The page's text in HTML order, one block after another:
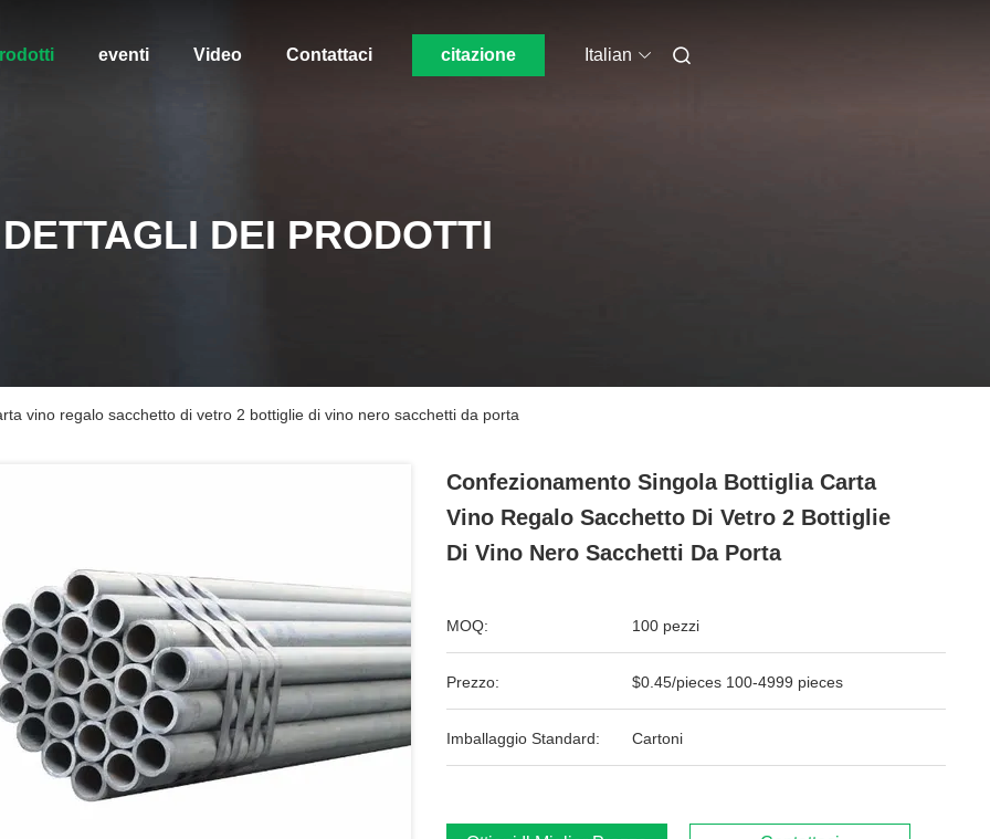
eventi Video Contattaci citazione Italian
DETTAGLI DEI PRODOTTI
vino regalo sacchetto di vetro 2 bottiglie di vino nero sacchetti da porta
Confezionamento Singola Bottiglia Carta
Vino Regalo Sacchetto Di Vetro 2 Bottiglie
Di Vino Nero Sacchetti Da Porta
MOQ: 100 pezzi
Prezzo: $0.45/pieces 100-4999 pieces
Imballaggio Standard: Cartoni